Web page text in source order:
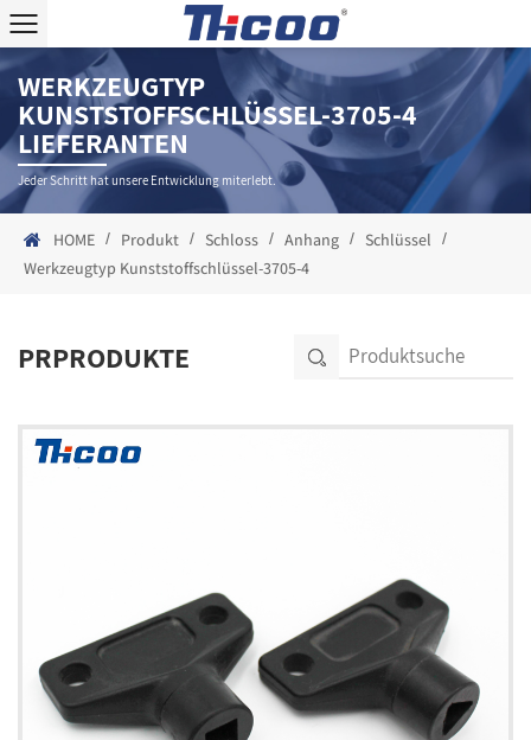
WERKZEUGTYP
KUNSTSTOFFSCHLÜSSEL-3705-4
LIEFERANTEN
Jeder Schritt hat unsere Entwicklung miterlebt.
HOME / Produkt / Schloss / Anhang / Schlüssel /
Werkzeugtyp Kunststoffschlüssel-3705-4
PRPRODUKTE